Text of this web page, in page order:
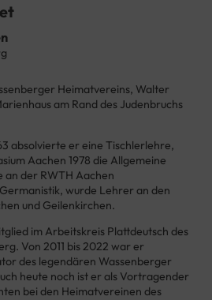
Heimatvereins, Walter
am Rand des Judenbruchs
absolvierte er eine Tischlerlehre,
Aachen 1978 die Allgemeine
an der RWTH Aachen
wurde Lehrer an den
und Geilenkirchen.
im Arbeitskreis Plattdeutsch des
Von 2011 bis 2022 war er
des legendären Wassenberger
heute noch ist er als Vortragender
bei den Heimatvereinen des